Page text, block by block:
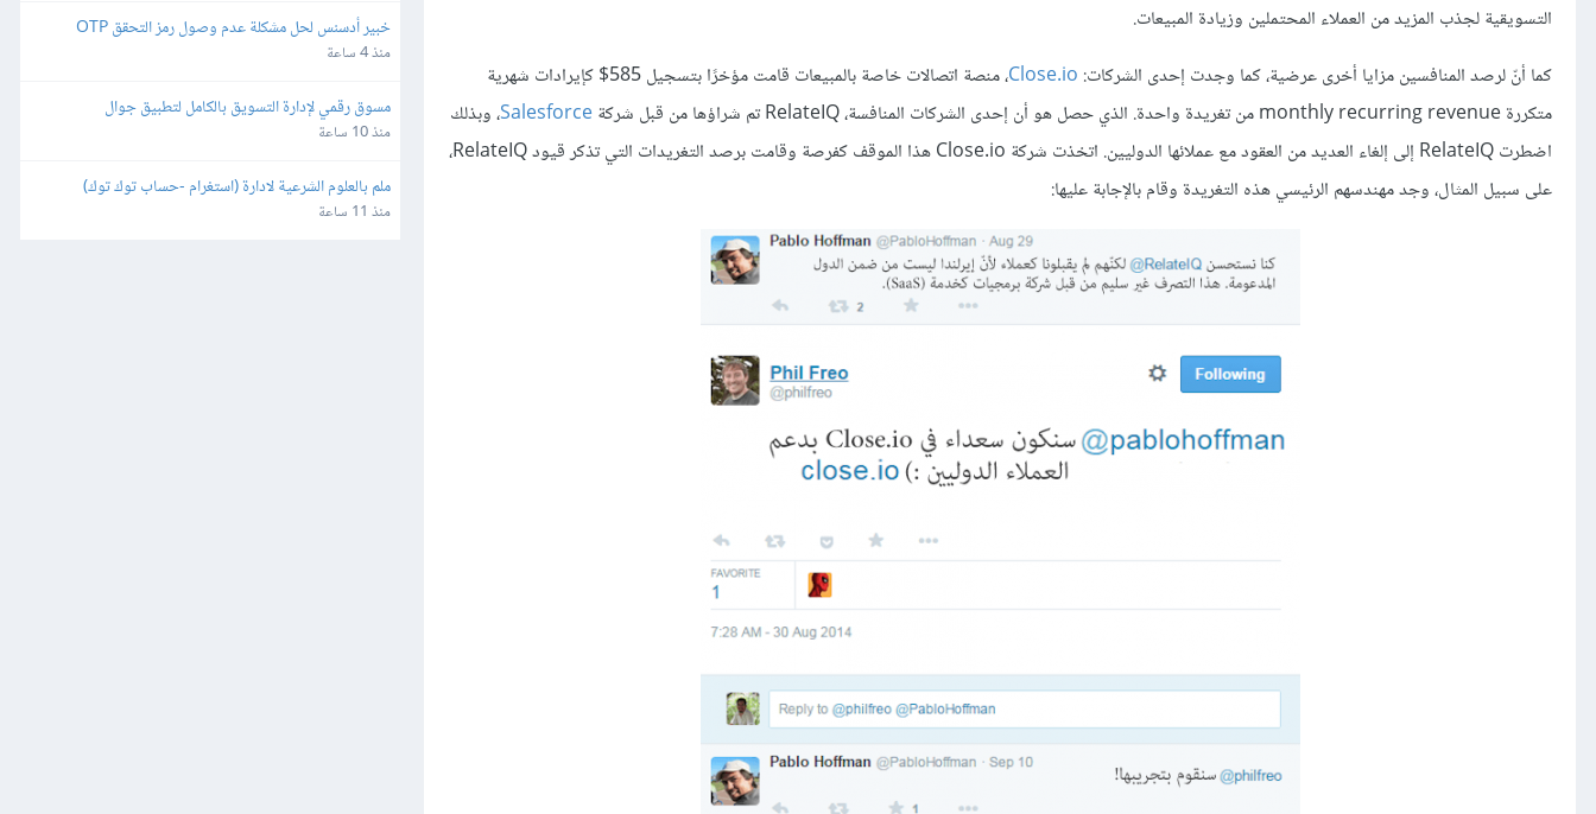
التسويقية لجذب المزيد من العملاء المحتملين وزيادة المبيعات.
كما أنّ لرصد المنافسين مزايا أخرى عرضية، كما وجدت إحدى الشركات: Close.io
، منصة اتصالات خاصة بالمبيعات قامت مؤخرًا بتسجيل 585$ كإيرادات شهرية
متكررة monthly recurring revenue من تغريدة واحدة. الذي حصل هو أن إحدى الشركات المنافسة، RelateIQ تم شراؤها من قبل شركة
Salesforce، وبذلك
اضطرت RelateIQ إلى إلغاء العديد من العقود مع عملائها الدوليين. اتخذت شركة Close.io هذا الموقف كفرصة وقامت برصد التغريدات التي تذكر قيود RelateIQ،
على سبيل المثال، وجد مهندسهم الرئيسي هذه التغريدة وقام بالإجابة عليها:
خبير أدسنس لحل مشكلة عدم وصول رمز التحقق OTP
منذ 4 ساعة
مسوق رقمي لإدارة التسويق بالكامل لتطبيق جوال
منذ 10 ساعة
ملم بالعلوم الشرعية لادارة (استغرام -حساب توك توك)
منذ 11 ساعة